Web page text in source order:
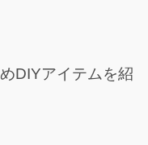
DIYアイテムを紹